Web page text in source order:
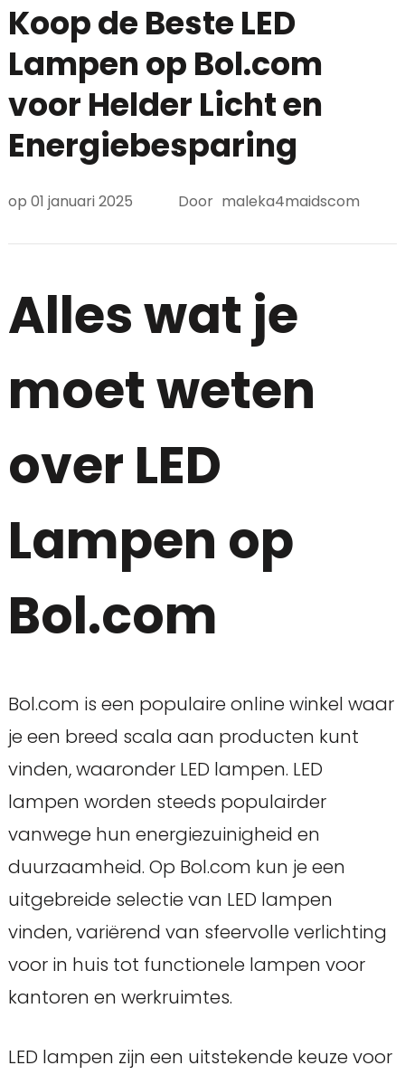
Koop de Beste LED
Lampen op Bol.com
voor Helder Licht en
Energiebesparing
op 01 januari 2025 Door maleka4maidscom
Alles wat je
moet weten
over LED
Lampen op
Bol.com
Bol.com is een populaire online winkel waar
je een breed scala aan producten kunt
vinden, waaronder LED lampen. LED
lampen worden steeds populairder
vanwege hun energiezuinigheid en
duurzaamheid. Op Bol.com kun je een
uitgebreide selectie van LED lampen
vinden, variërend van sfeervolle verlichting
voor in huis tot functionele lampen voor
kantoren en werkruimtes.
LED lampen zijn een uitstekende keuze voor